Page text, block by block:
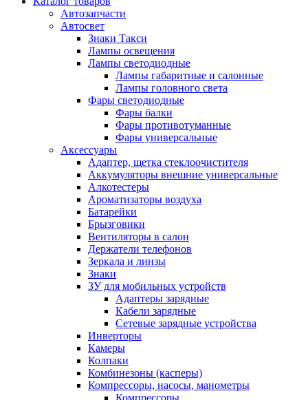
Автозапчасти
Автосвет
Знаки Такси
Лампы освещения
Лампы светодиодные
Лампы габаритные и салонные
Лампы головного света
Фары светодиодные
Фары балки
Фары противотуманные
Фары универсальные
Аксессуары
Адаптер, щетка стеклоочистителя
Аккумуляторы внешние универсальные
Алкотестеры
Ароматизаторы воздуха
Батарейки
Брызговики
Вентиляторы в салон
Держатели телефонов
Зеркала и линзы
Знаки
ЗУ для мобильных устройств
Адаптеры зарядные
Кабели зарядные
Сетевые зарядные устройства
Инверторы
Камеры
Колпаки
Комбинезоны (касперы)
Компрессоры, насосы, манометры
Компрессоры